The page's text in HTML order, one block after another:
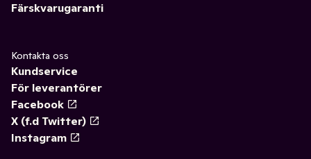
Färskvarugaranti
Kontakta oss
Kundservice
För leverantörer
Facebook
X (f.d Twitter)
Instagram